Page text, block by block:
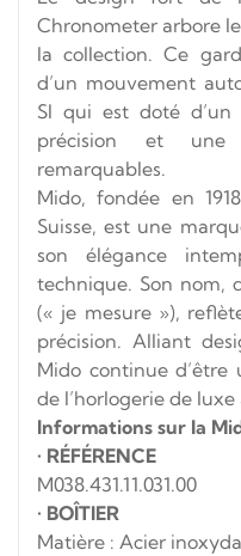
Chronometer arbore
la collection. Ce
d’un mouvement
SI qui est doté
précision et une
remarquables.
Mido, fondée en
Suisse, est une
son élégance
technique. Son nom,
(« je mesure »),
précision. Alliant
Mido continue d’être
de l’horlogerie de luxe
Informations sur la
• RÉFÉRENCE
M038.431.11.031.00
• BOÎTIER
Matière : Acier